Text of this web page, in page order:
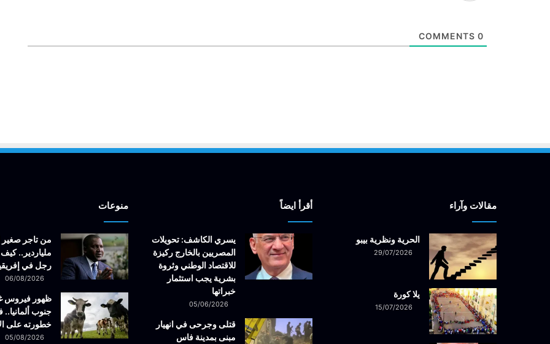
0
مقالات وآراء
الحرية ونظرية بيبو
29/07/2026
يلا كورة
15/07/2026
أقرأ ايضاً
يسري الكاشف: تحويلات
المصريين بالخارج ركيزة
للاقتصاد الوطني وثروة
بشرية يجب استثمار
خبراتها
05/06/2026
قتلى وجرحى في انهيار
مبنى بمدينة فاس
منوعات
من تاجر صغير
ملياردير..
رجل في
06/08/2026
ظهور فيروس
جنوب ألمانيا..
خطورته على
05/08/2026